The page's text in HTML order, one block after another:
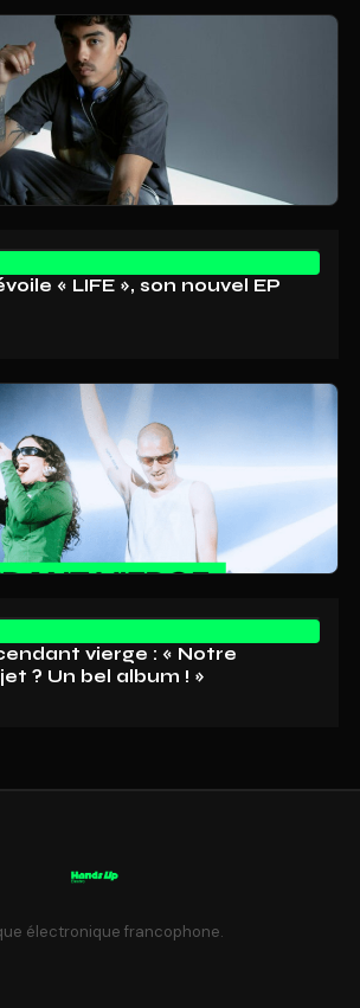
« LIFE », son nouvel EP
vierge : « Notre
? Un bel album ! »
électronique francophone.